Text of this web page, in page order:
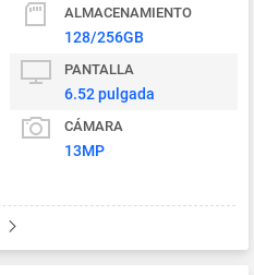
ALMACENAMIENTO
128/256GB
PANTALLA
6.52 pulgada
CÁMARA
13MP